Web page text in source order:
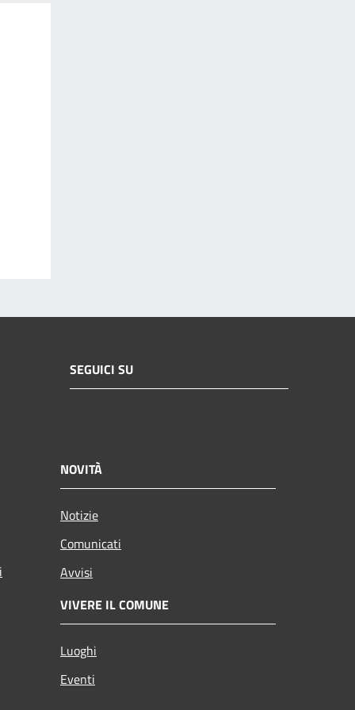
SEGUICI SU
NOVITÀ
Notizie
Comunicati
Avvisi
VIVERE IL COMUNE
Luoghi
Eventi